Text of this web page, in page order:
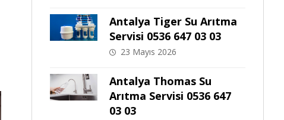
Antalya Tiger Su Arıtma
Servisi 0536 647 03 03
23 Mayıs 2026
Antalya Thomas Su
Arıtma Servisi 0536 647
03 03